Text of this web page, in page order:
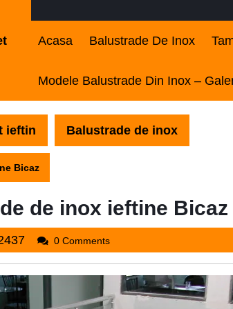
Acasa Balustrade De Inox
Modele Balustrade Din Inox –
ieftin Balustrade de inox
Bicaz
de inox ieftine Bicaz
bagy24370 Comments